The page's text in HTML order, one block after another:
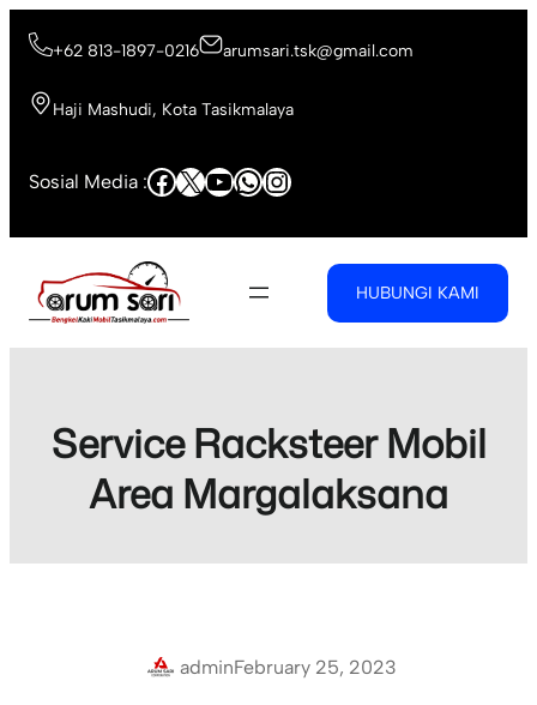
+62 813-1897-0216 arumsari.tsk@gmail.com
Haji Mashudi, Kota Tasikmalaya
Sosial Media :Facebook
X YouTube
WhatsApp
Instagram
HUBUNGI KAMI
Service Racksteer Mobil
Area Margalaksana
adminFebruary 25, 2023